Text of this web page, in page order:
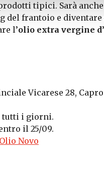
tipici. Sarà
frantoio e diventare
l’olio extra vergine
Vicarese 28,
tutti i giorni.
il 25/09.
Novo